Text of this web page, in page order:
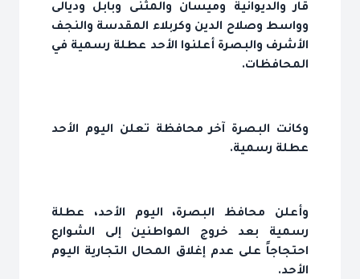
قار والديوانية وميسان والمثنى وبابل وديالى
وواسط وصلاح الدين وكربلاء المقدسة والنجف
الأشرف والبصرة أعلنوا الأحد عطلة رسمية في
المحافظات.
وكانت البصرة آخر محافظة تعلن اليوم الأحد
عطلة رسمية.
وأعلن محافظ البصرة، اليوم الأحد، عطلة
رسمية بعد خروج المواطنين إلى الشوارع
احتجاجاً على عدم إغلاق المحال التجارية اليوم
الأحد.